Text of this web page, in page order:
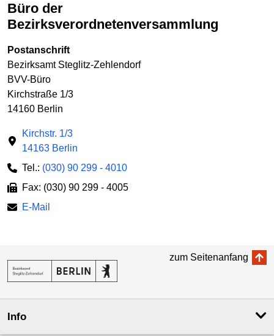
Büro der
Bezirksverordnetenversammlung
Postanschrift
Bezirksamt Steglitz-Zehlendorf
BVV-Büro
Kirchstraße 1/3
14160 Berlin
Kirchstr. 1/3
14163 Berlin
Tel.: (030) 90 299 - 4010
Fax: (030) 90 299 - 4005
E-Mail
zum Seitenanfang
Info